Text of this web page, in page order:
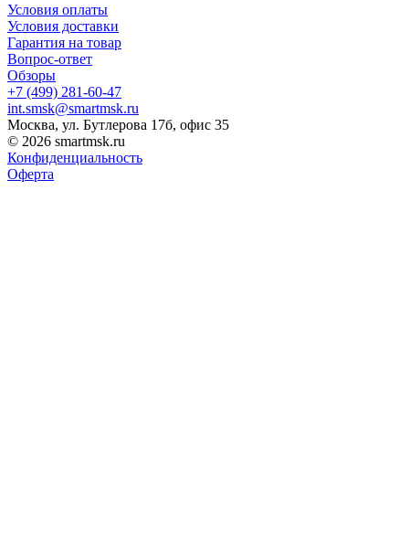
Условия оплаты
Условия доставки
Гарантия на товар
Вопрос-ответ
Обзоры
+7 (499) 281-60-47
int.smsk@smartmsk.ru
Москва, ул. Бутлерова 17б, офис 35
© 2026 smartmsk.ru
Конфиденциальность
Оферта